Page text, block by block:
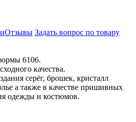
Отзывы Задать вопрос по товару
6106.
качества.
серёг, брошек, кристалл
а также в качестве пришивных
одежды и костюмов.